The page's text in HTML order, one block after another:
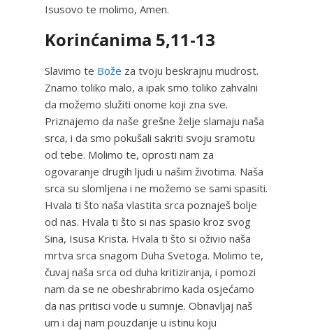
Isusovo te molimo, Amen.
Korinćanima 5,11-13
Slavimo te Bože za tvoju beskrajnu mudrost.
Znamo toliko malo, a ipak smo toliko zahvalni
da možemo služiti onome koji zna sve.
Priznajemo da naše grešne želje slamaju naša
srca, i da smo pokušali sakriti svoju sramotu
od tebe. Molimo te, oprosti nam za
ogovaranje drugih ljudi u našim životima. Naša
srca su slomljena i ne možemo se sami spasiti.
Hvala ti što naša vlastita srca poznaješ bolje
od nas. Hvala ti što si nas spasio kroz svog
Sina, Isusa Krista. Hvala ti što si oživio naša
mrtva srca snagom Duha Svetoga. Molimo te,
čuvaj naša srca od duha kritiziranja, i pomozi
nam da se ne obeshrabrimo kada osjećamo
da nas pritisci vode u sumnje. Obnavljaj naš
um i daj nam pouzdanje u istinu koju